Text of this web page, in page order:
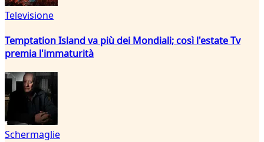
Televisione
Temptation Island va più dei Mondiali; così l'estate Tv
premia l'immaturità
Schermaglie